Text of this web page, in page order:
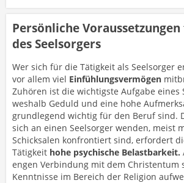
Persönliche
des Seelsorgers
Wer sich für die Tätigkeit als Seelsorger
vor allem viel Einfühlungsvermögen
Zuhören ist die wichtigste Aufgabe eines
weshalb Geduld und eine hohe
grundlegend wichtig für den Beruf sind.
sich an einen Seelsorger wenden, meist
Schicksalen konfrontiert sind, erfordert
Tätigkeit hohe psychische Belastbarkeit.
engen Verbindung mit dem Christentum
Kenntnisse im Bereich der Religion